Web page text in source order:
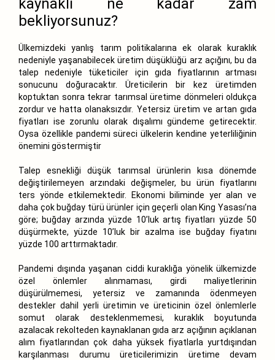
kaynaklı ne kadar zam
bekliyorsunuz?
Ülkemizdeki yanlış tarım politikalarına ek olarak kuraklık
nedeniyle yaşanabilecek üretim düşüklüğü arz açığını, bu da
talep nedeniyle tüketiciler için gıda fiyatlarının artması
sonucunu doğuracaktır. Üreticilerin bir kez üretimden
koptuktan sonra tekrar tarımsal üretime dönmeleri oldukça
zordur ve hatta olanaksızdır. Yetersiz üretim ve artan gıda
fiyatları ise zorunlu olarak dışalımı gündeme getirecektir.
Oysa özellikle pandemi süreci ülkelerin kendine yeterliliğinin
önemini göstermiştir
Talep esnekliği düşük tarımsal ürünlerin kısa dönemde
değiştirilemeyen arzındaki değişmeler, bu ürün fiyatlarını
ters yönde etkilemektedir. Ekonomi biliminde yer alan ve
daha çok buğday türü ürünler için geçerli olan King Yasası’na
göre; buğday arzında yüzde 10’luk artış fiyatları yüzde 50
düşürmekte, yüzde 10’luk bir azalma ise buğday fiyatını
yüzde 100 arttırmaktadır.
Pandemi dışında yaşanan ciddi kuraklığa yönelik ülkemizde
özel önlemler alınmaması, girdi maliyetlerinin
düşürülmemesi, yetersiz ve zamanında ödenmeyen
destekler dahil yerli üretimin ve üreticinin özel önlemlerle
somut olarak desteklenmemesi, kuraklık boyutunda
azalacak rekolteden kaynaklanan gıda arz açığının açıklanan
alım fiyatlarından çok daha yüksek fiyatlarla yurtdışından
karşılanması durumu üreticilerimizin üretime devam